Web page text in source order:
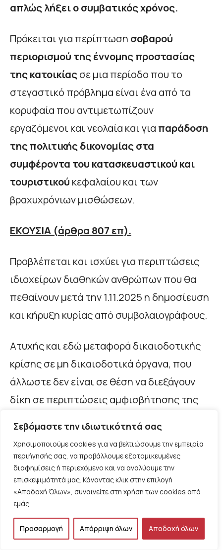
Σεβόμαστε την ιδιωτικότητά σας
Χρησιμοποιούμε cookies για να βελτιώσουμε την εμπειρία
περιήγησής σας, να προβάλλουμε εξατομικευμένες
διαφημίσεις ή περιεχόμενο και να αναλύουμε την
επισκεψιμότητά μας. Κάνοντας κλικ στην επιλογή
«Αποδοχή Όλων», συναινείτε στη χρήση των cookies από
εμάς.
Προσαρμογή Απόρριψη όλων Αποδοχή όλων
απλώς λήξει ο συμβατικός χρόνος.
Πρόκειται για περίπτωση σοβαρού
περιορισμού της έννομης προστασίας
της κατοικίαςσε μια περίοδο που το
στεγαστικό πρόβλημα είναι ένα από τα
κορυφαία που αντιμετωπίζουν
εργαζόμενοι και νεολαία και για παράδοση
της πολιτικής δικονομίας στα
συμφέροντα του κατασκευαστικού και
τουριστικού κεφαλαίου και των
βραχυχρόνιων μισθώσεων.
ΕΚΟΥΣΙΑ (άρθρα 807 επ).
Προβλέπεται και ισχύει για περιπτώσεις
ιδιοχείρων διαθηκών ανθρώπων που θα
πεθαίνουν μετά την 1.11.2025 η δημοσίευση
και κήρυξη κυρίας από συμβολαιογράφους.
Ατυχής και εδώ μεταφορά δικαιοδοτικής
κρίσης σε μη δικαιοδοτικά όργανα, που
άλλωστε δεν είναι σε θέση να διεξάγουν
δίκη σε περιπτώσεις αμφισβήτησης της
ΑΝΑΓΚΑΣΤΙΚΗ ΕΚΤΕΛΕΣΗ
1) Καταργείται η υποχρέωση εντοπιότητας
των υπαλλήλων του πλειστηριασμού
συμβολαιογράφων (άρθρο 959). Πλέον
είναι δυνατό να ορίζεται από τον